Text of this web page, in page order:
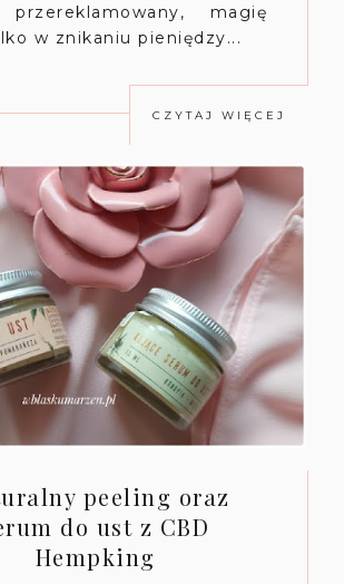
magię
w znikaniu pieniędzy...
CZYTAJ WIĘCEJ
peeling oraz
do ust z CBD
Hempking